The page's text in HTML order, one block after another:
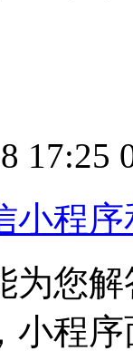
17:25
小程
能
小程